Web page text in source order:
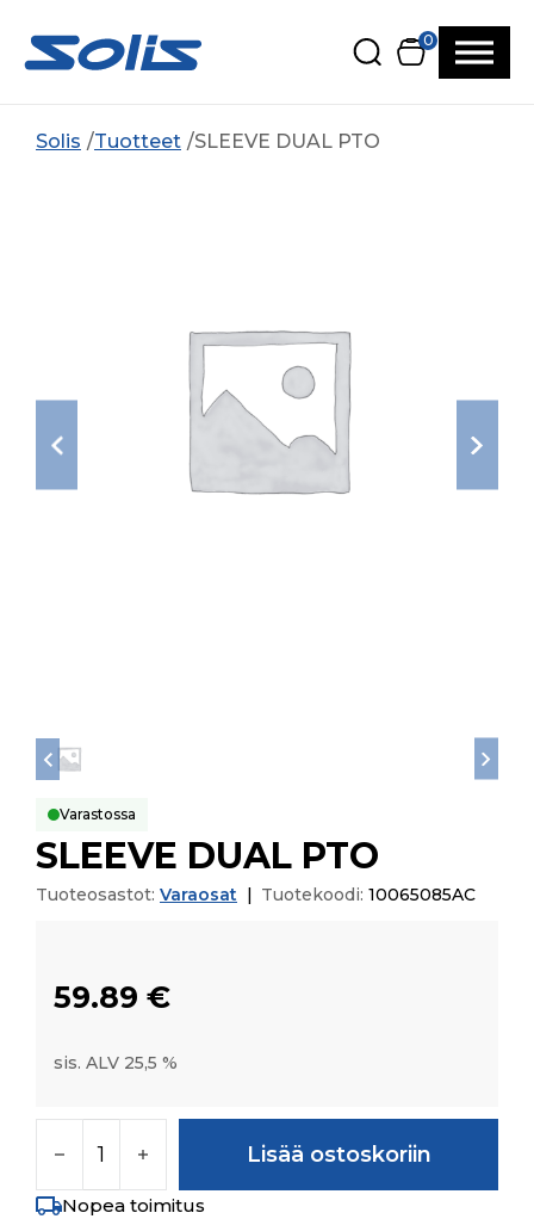
0
Solis Tuotteet SLEEVE DUAL PTO
Varastossa
SLEEVE DUAL PTO
Tuoteosastot: Varaosat Tuotekoodi: 10065085AC
59.89 €
sis. ALV 25,5 %
Lisää ostoskoriin
Nopea toimitus